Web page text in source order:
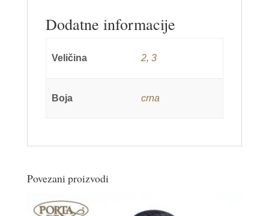
Dodatne informacije
Veličina 2,3
Boja crna
Povezani proizvodi